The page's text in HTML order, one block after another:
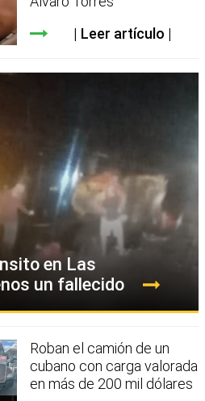
Leer artículo
en Las
un fallecido
Roban el camión de un
cubano con carga valorada
en más de 200 mil dólares